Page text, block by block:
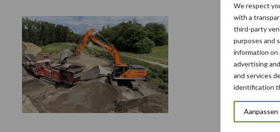
We respect
with a
third-party
purposes and
information on
advertising
and services
identification
Aanpassen